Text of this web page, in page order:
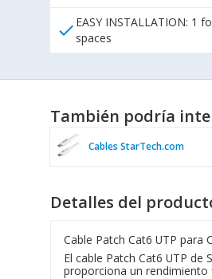
check EASY INSTALLATION: 1
spaces
También podría
Cables StarTech.com
Detalles del
Cable Patch Cat6 UTP para
El cable Patch Cat6 UTP
proporciona un rendimiento